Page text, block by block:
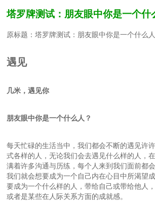
塔罗牌测试：朋友眼中你是一个什
原标题：塔罗牌测试：朋友眼中你是一个什么人
遇见
几米，遇见你
朋友眼中你是一个什么人？
每天忙碌的生活当中，我们都会不断的遇见许
式各样的人，无论我们会去遇见什么样的人，
满着许多沟通与历练，每个人来到我们面前都
我们就会想要成为一个自己内在心目中所渴望
要成为一个什么样的人，带给自己或带给他人
或者是某些在人际关系方面的成就感。